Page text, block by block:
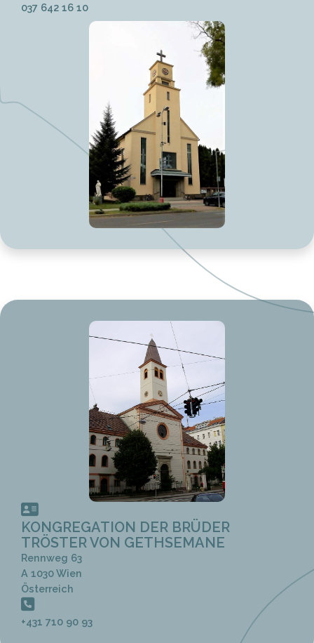
037 642 16 10
KONGREGATION DER BRÜDER
TRÖSTER VON GETHSEMANE
Rennweg 63
A 1030 Wien
Österreich
+431 710 90 93